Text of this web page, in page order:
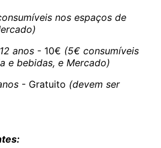
nos espaços de
anos - 10€ (5€ consumíveis
e bebidas, e Mercado)
- Gratuito (devem ser